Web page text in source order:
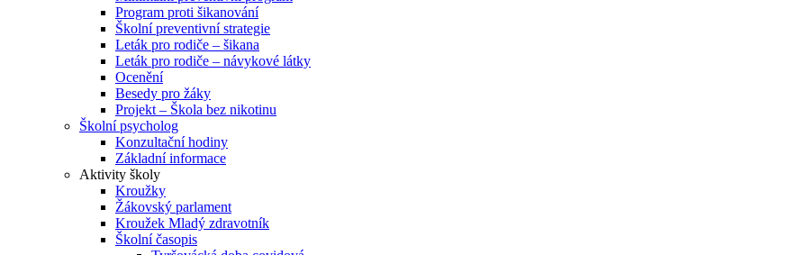
Program proti šikanování
Školní preventivní strategie
Leták pro rodiče – šikana
Leták pro rodiče – návykové látky
Ocenění
Besedy pro žáky
Projekt – Škola bez nikotinu
Školní psycholog
Konzultační hodiny
Základní informace
Aktivity školy
Kroužky
Žákovský parlament
Kroužek Mladý zdravotník
Školní časopis